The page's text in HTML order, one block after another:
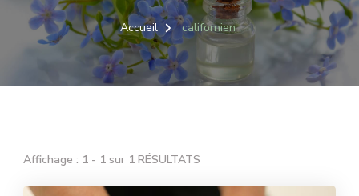
Accueil californien
Affichage : 1 - 1 sur 1 RÉSULTATS